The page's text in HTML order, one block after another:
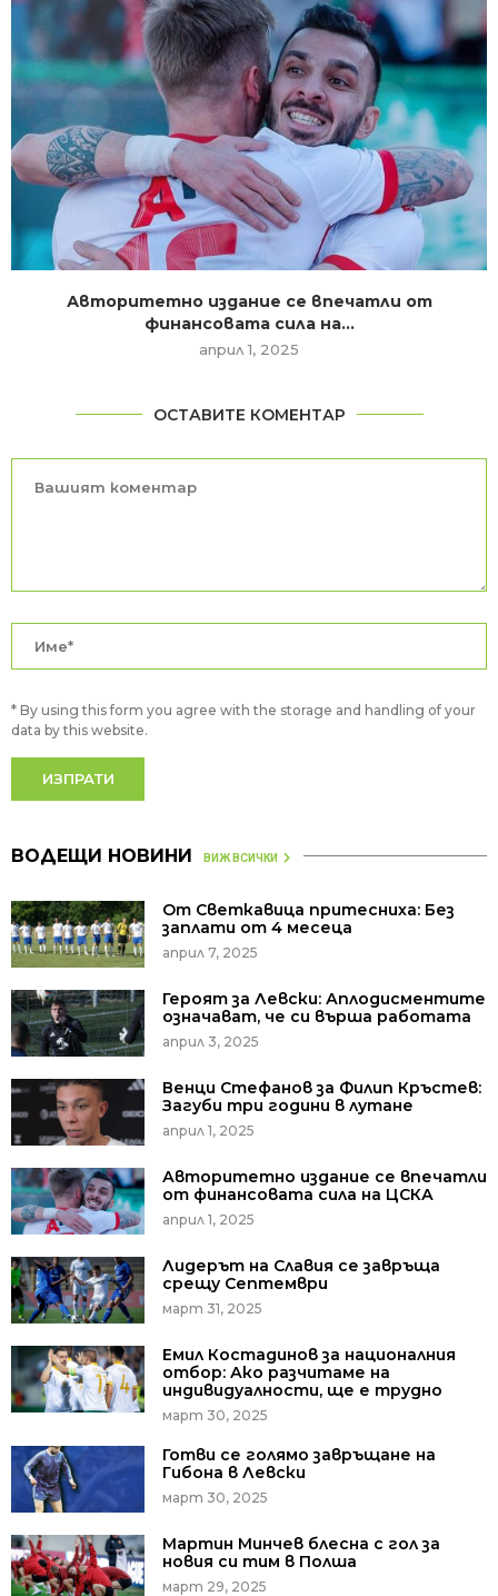
Авторитетно издание се впечатли от
финансовата сила на...
април 1, 2025
ОСТАВИТЕ КОМЕНТАР
* By using this form you agree with the storage and handling of your
data by this website.
ВОДЕЩИ НОВИНИ ВИЖ ВСИЧКИ
От Светкавица притесниха: Без
заплати от 4 месеца
април 7, 2025
Героят за Левски: Аплодисментите
означават, че си върша работата
април 3, 2025
Венци Стефанов за Филип Кръстев:
Загуби три години в лутане
април 1, 2025
Авторитетно издание се впечатли
от финансовата сила на ЦСКА
април 1, 2025
Лидерът на Славия се завръща
срещу Септември
март 31, 2025
Емил Костадинов за националния
отбор: Ако разчитаме на
индивидуалности, ще е трудно
март 30, 2025
Готви се голямо завръщане на
Гибона в Левски
март 30, 2025
Мартин Минчев блесна с гол за
новия си тим в Полша
март 29, 2025